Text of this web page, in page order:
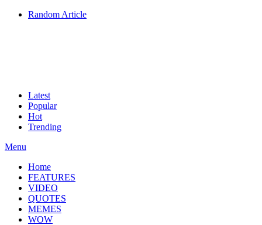
Random Article
Latest
Popular
Hot
Trending
Menu
Home
FEATURES
VIDEO
QUOTES
MEMES
WOW